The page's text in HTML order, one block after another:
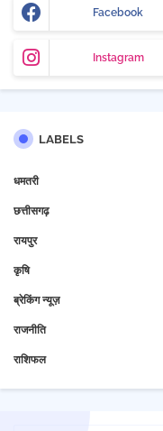
Facebook
Instagram
LABELS
धमतरी
छत्तीसगढ़
रायपुर
कृषि
ब्रेकिंग न्यूज़
राजनीति
राशिफल